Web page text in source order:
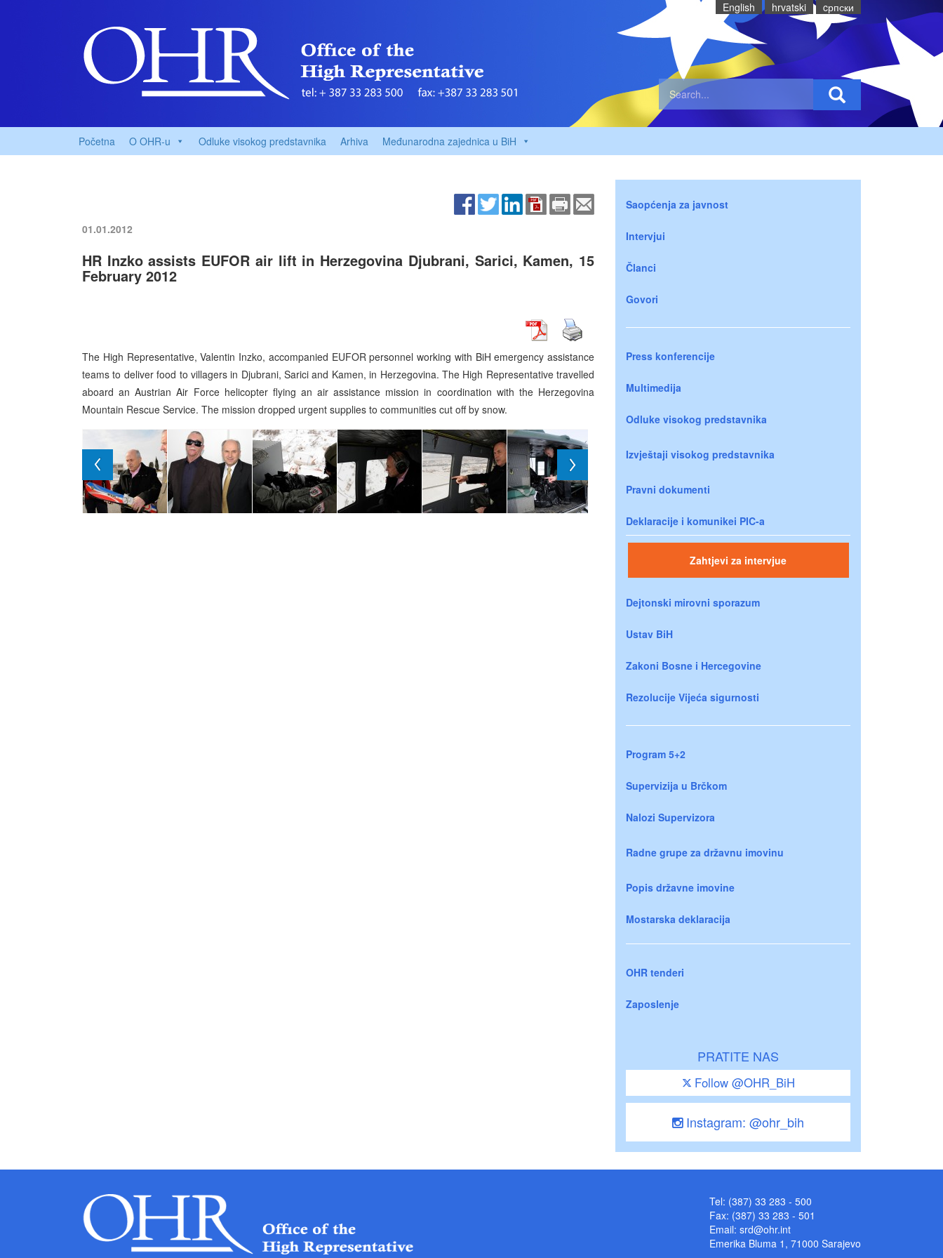
English hrvatski cрпски
Početna O OHR-u Odluke visokog predstavnika Arhiva Međunarodna zajednica u BiH
01.01.2012
HR Inzko assists EUFOR air lift in Herzegovina Djubrani, Sarici, Kamen, 15
February 2012
The High Representative, Valentin Inzko, accompanied EUFOR personnel working with BiH emergency assistance
teams to deliver food to villagers in Djubrani, Sarici and Kamen, in Herzegovina. The High Representative travelled
aboard an Austrian Air Force helicopter flying an air assistance mission in coordination with the Herzegovina
Mountain Rescue Service. The mission dropped urgent supplies to communities cut off by snow.
Saopćenja za javnost
Intervjui
Članci
Govori
Press konferencije
Multimedija
Odluke visokog predstavnika
Izvještaji visokog predstavnika
Pravni dokumenti
Deklaracije i komunikei PIC-a
Zahtjevi za intervjue
Dejtonski mirovni sporazum
Ustav BiH
Zakoni Bosne i Hercegovine
Rezolucije Vijeća sigurnosti
Program 5+2
Supervizija u Brčkom
Nalozi Supervizora
Radne grupe za državnu imovinu
Popis državne imovine
Mostarska deklaracija
OHR tenderi
Zaposlenje
PRATITE NAS
Follow @OHR_BiH
Instagram: @ohr_bih
Tel: (387) 33 283 - 500
Fax: (387) 33 283 - 501
Email: srd@ohr.int
Emerika Bluma 1, 71000 Sarajevo